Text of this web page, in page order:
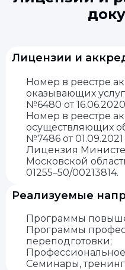
Лицензии и
Номер в реестре
оказывающих
№6480 от 16.06.2020
Номер в реестре
осуществляющих
№7486 от 01.09.2021
Лицензия
Московской
01255–50/00213814.
Реализуемые
Программы
Программы
переподготовки;
Семинары,